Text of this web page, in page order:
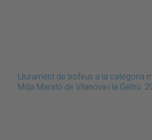
Lliurament de trofeus a la categoria
Mitja Marató de Vilanova i la Geltrú.